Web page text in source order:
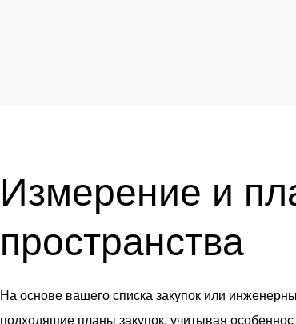
Измерение и
пространства
На основе вашего списка закупок или
подходящие планы закупок, учитывая